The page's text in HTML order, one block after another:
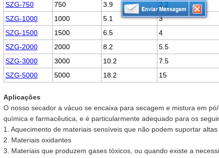
SZG-750
750 3.9
2.2
SZG-1000
1000 5.1
3
SZG-1500
1500 6.5
4
SZG-2000
2000 8.2
5.5
SZG-3000
3000 10.2
7.5
SZG-5000
5000 18.2 15
Aplicações
O nosso secador a vácuo se encaixa para secagem e mistura em
química e farmacêutica, e é particularmente adequado para os
1. Aquecimento de materiais sensíveis que não podem suportar
2. Materiais oxidantes
3. Materiais que produzem gases tóxicos, ou quando existe a